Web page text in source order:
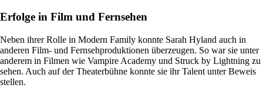
Erfolge in Film und Fernsehen
Neben ihrer Rolle in Modern Family konnte Sarah Hyland auch in
anderen Film- und Fernsehproduktionen überzeugen. So war sie unter
anderem in Filmen wie Vampire Academy und Struck by Lightning zu
sehen. Auch auf der Theaterbühne konnte sie ihr Talent unter Beweis
stellen.